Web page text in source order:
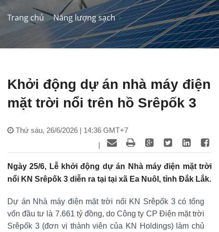
Trang chủ Năng lượng sạch
Khởi động dự án nhà máy điện
mặt trời nổi trên hồ Srêpốk 3
Thứ sáu, 26/6/2026 | 14:36 GMT+7
|
Ngày 25/6, Lễ khởi động dự án Nhà máy điện mặt trời
nổi KN Srêpốk 3 diễn ra tại tại xã Ea Nuôl, tỉnh Đắk Lắk.
Dự án Nhà máy điện mặt trời nổi KN Srêpốk 3 có tổng
vốn đầu tư là 7.661 tỷ đồng, do Công ty CP Điện mặt trời
Srêpốk 3 (đơn vị thành viên của KN Holdings) làm chủ